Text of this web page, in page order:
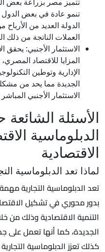
تنمو عادة في بعض الدول
الدولة العديد من
العملات الناتجة من ذلك
الاستثمار الأجنبي: يحقق
المزايا للاقتصاد
الإدارية وتوطين
الجديدة مما يحد من
الاستثمار الأجنبي
الأسئلة الشائعة
الدبلوماسية
الاقتصادية
لماذا تعد الدبلوماسية
تعد الدبلوماسية التجارية
بدور محوري في تشكيل
التنمية الاقتصادية وذلك من
الجديدة، كما أنها تعمل على
كذلك تعزز الدبلوماسية